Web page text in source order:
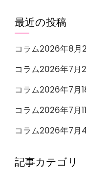
最近の投稿
コラム2026年8月
コラム2026年7月
コラム2026年7月
コラム2026年7月
コラム2026年7月
記事カテゴリ